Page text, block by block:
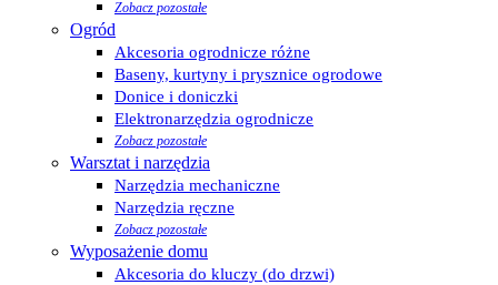
Zobacz pozostałe
Ogród
Akcesoria ogrodnicze różne
Baseny, kurtyny i prysznice ogrodowe
Donice i doniczki
Elektronarzędzia ogrodnicze
Zobacz pozostałe
Warsztat i narzędzia
Narzędzia mechaniczne
Narzędzia ręczne
Zobacz pozostałe
Wyposażenie domu
Akcesoria do kluczy (do drzwi)